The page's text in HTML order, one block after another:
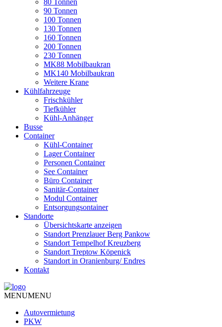
80 Tonnen
90 Tonnen
100 Tonnen
130 Tonnen
160 Tonnen
200 Tonnen
230 Tonnen
MK88 Mobilbaukran
MK140 Mobilbaukran
Weitere Krane
Kühlfahrzeuge
Frischkühler
Tiefkühler
Kühl-Anhänger
Busse
Container
Kühl-Container
Lager Container
Personen Container
See Container
Büro Container
Sanitär-Container
Modul Container
Entsorgungsontainer
Standorte
Übersichtskarte anzeigen
Standort Prenzlauer Berg Pankow
Standort Tempelhof Kreuzberg
Standort Treptow Köpenick
Standort in Oranienburg/ Endres
Kontakt
MENUMENU
Autovermietung
PKW